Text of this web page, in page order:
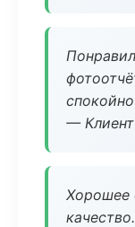
—
Хорошее